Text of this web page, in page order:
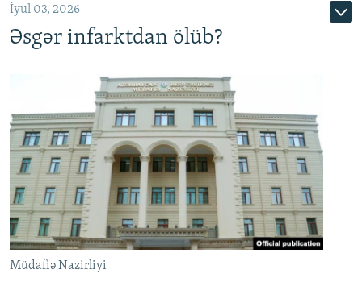
İyul 03, 2026
Əsgər infarktdan ölüb?
Müdafiə Nazirliyi